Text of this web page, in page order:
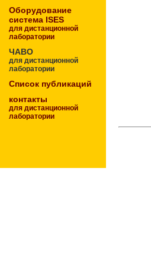
Оборудование
система ISES
для дистанционной
лаборатории
ЧАВО
для дистанционной
лаборатории
Список публикаций
контакты
для дистанционной
лаборатории